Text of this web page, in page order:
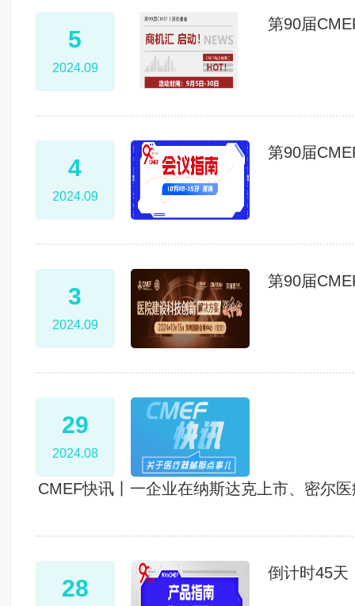
5
2024.09
第90届
4
2024.09
第90届
3
2024.09
第90届
29
2024.08
CMEF快讯丨一企业在纳斯达克上市、密尔
28
倒计时45天